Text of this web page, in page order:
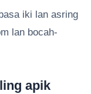
iki lan asring
lan bocah-
apik